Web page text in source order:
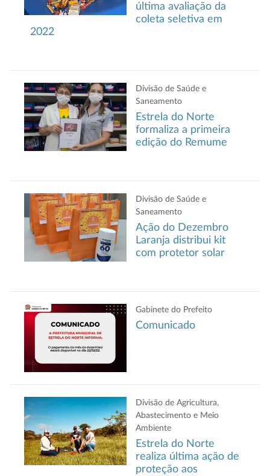
última avaliação da
coleta seletiva em
2022
Divisão de Saúde e
Saneamento
Estrela do Norte
formaliza a primeira
edição do Remume
Divisão de Saúde e
Saneamento
Ação do Dezembro
Laranja distribui kit
com protetor solar
Gabinete do Prefeito
Comunicado
Divisão de Agricultura,
Abastecimento e Meio
Ambiente
Estrela do Norte
realiza última ação de
proteção aos